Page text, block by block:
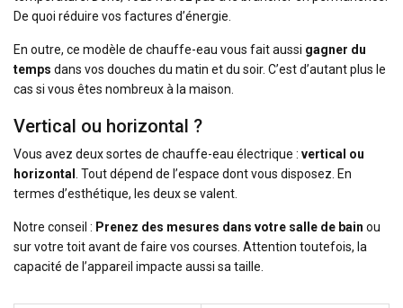
De quoi réduire vos factures d’énergie.
En outre, ce modèle de chauffe-eau vous fait aussi gagner du
temps dans vos douches du matin et du soir. C’est d’autant plus le
cas si vous êtes nombreux à la maison.
Vertical ou horizontal ?
Vous avez deux sortes de chauffe-eau électrique : vertical ou
horizontal
. Tout dépend de l’espace dont vous disposez. En
termes d’esthétique, les deux se valent.
Notre conseil : Prenez des mesures dans votre salle de bain ou
sur votre toit avant de faire vos courses. Attention toutefois, la
capacité de l’appareil impacte aussi sa taille.